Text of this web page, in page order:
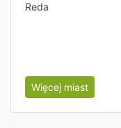
Reda
Więcej miast